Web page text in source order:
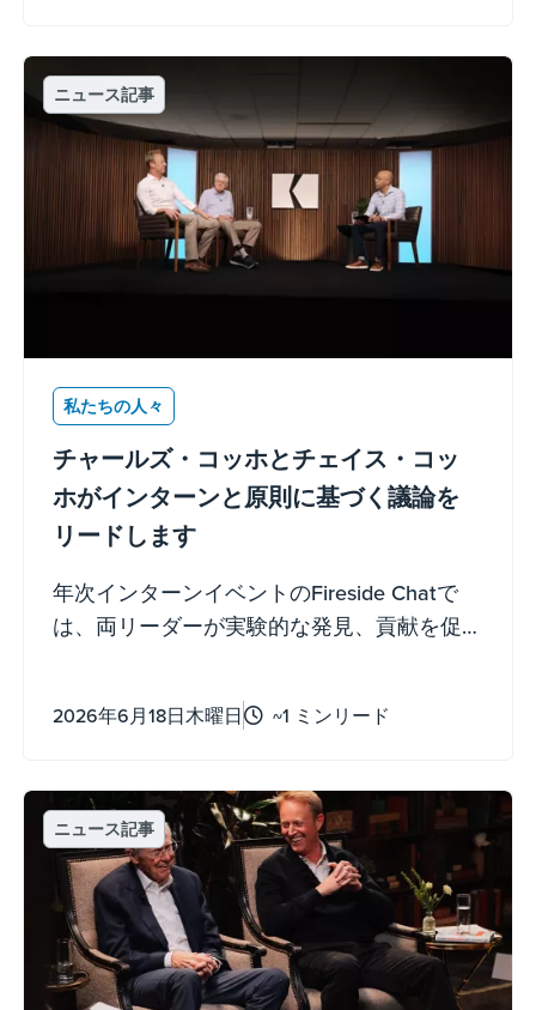
ニュース記事
私たちの人々
チャールズ・コッホとチェイス・コッ
ホがインターンと原則に基づく議論を
リードします
年次インターンイベントのFireside Chatで
は、両リーダーが実験的な発見、貢献を促
2026年6月18日木曜日 ~1 ミンリード
ニュース記事